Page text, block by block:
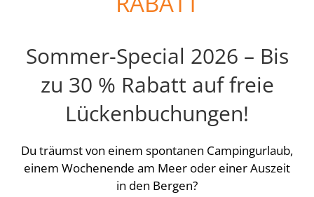
Sommer-Special 2026 – Bis
zu 30 % Rabatt auf freie
Lückenbuchungen!
Du träumst von einem spontanen Campingurlaub,
einem Wochenende am Meer oder einer Auszeit
in den Bergen?